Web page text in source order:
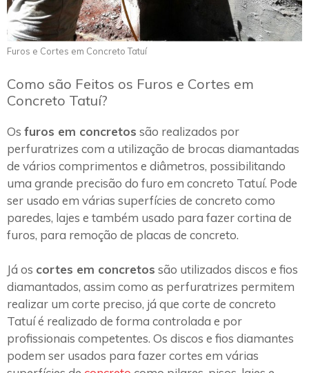
Furos e Cortes em Concreto Tatuí
Como são Feitos os Furos e Cortes em
Concreto Tatuí?
Os furos em concretos são realizados por
perfuratrizes com a utilização de brocas diamantadas
de vários comprimentos e diâmetros, possibilitando
uma grande precisão do furo em concreto Tatuí. Pode
ser usado em várias superfícies de concreto como
paredes, lajes e também usado para fazer cortina de
furos, para remoção de placas de concreto.
Já os cortes em concretos são utilizados discos e fios
diamantados, assim como as perfuratrizes permitem
realizar um corte preciso, já que corte de concreto
Tatuí é realizado de forma controlada e por
profissionais competentes. Os discos e fios diamantes
podem ser usados para fazer cortes em várias